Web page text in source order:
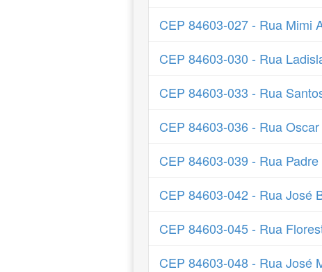
CEP 84603-027 - Rua Mimi
CEP 84603-030 - Rua
CEP 84603-033 - Rua
CEP 84603-036 - Rua
CEP 84603-039 - Rua
CEP 84603-042 - Rua José
CEP 84603-045 - Rua
CEP 84603-048 - Rua José